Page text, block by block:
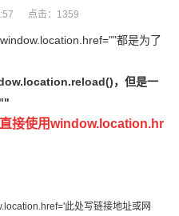
点击： 1359
""都是为了
，但是一
""
直接使用window.location.hr
此处写链接地址或网